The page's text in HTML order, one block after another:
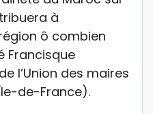
à
ô combien
Francisque
l’Union des maires
de-France).